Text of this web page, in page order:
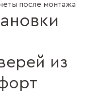
после монтажа
из